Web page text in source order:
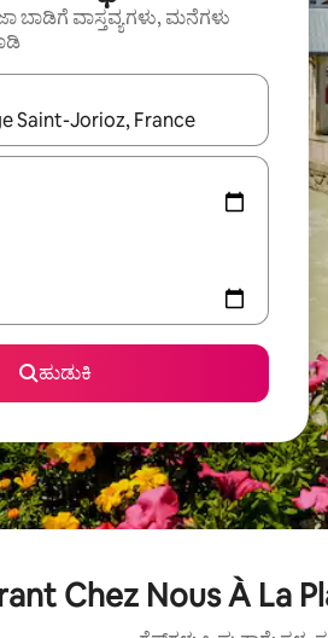
ಬಾಡಿಗೆ ವಾಸ್ತವ್ಯಗಳು, ಮನೆಗಳು
ಅಪ್ ಮತ್ತು ಡೌನ್ ಬಾಣದ ಕೀಲಿಗಳೊಂದಿಗೆ
ಹುಡುಕಿ
Chez Nous À